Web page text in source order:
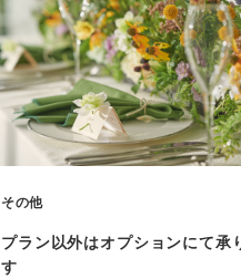
その他
プラン以外はオプションにて承
す